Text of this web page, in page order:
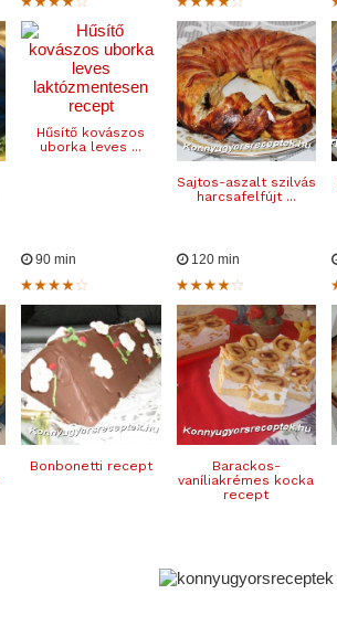
Hűsítő kovászos
uborka leves ...
Sajtos-aszalt szilvás
harcsafelfújt ...
90 min
Bonbonetti recept
120 min
Barackos-
vaníliakrémes kocka
recept